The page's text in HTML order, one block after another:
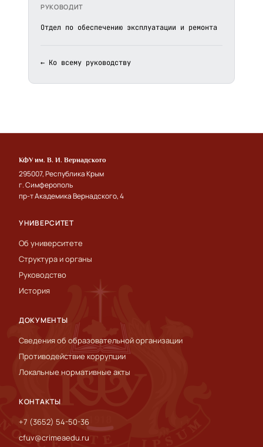
РУКОВОДИТ
Отдел по обеспечению эксплуатации и ремонта
← Ко всему руководству
КФУ им. В. И. Вернадского
295007, Республика Крым
г. Симферополь
пр-т Академика Вернадского, 4
УНИВЕРСИТЕТ
Об университете
Структура и органы
Руководство
История
ДОКУМЕНТЫ
Сведения об образовательной организации
Противодействие коррупции
Локальные нормативные акты
КОНТАКТЫ
+7 (3652) 54-50-36
cfuv@crimeaedu.ru